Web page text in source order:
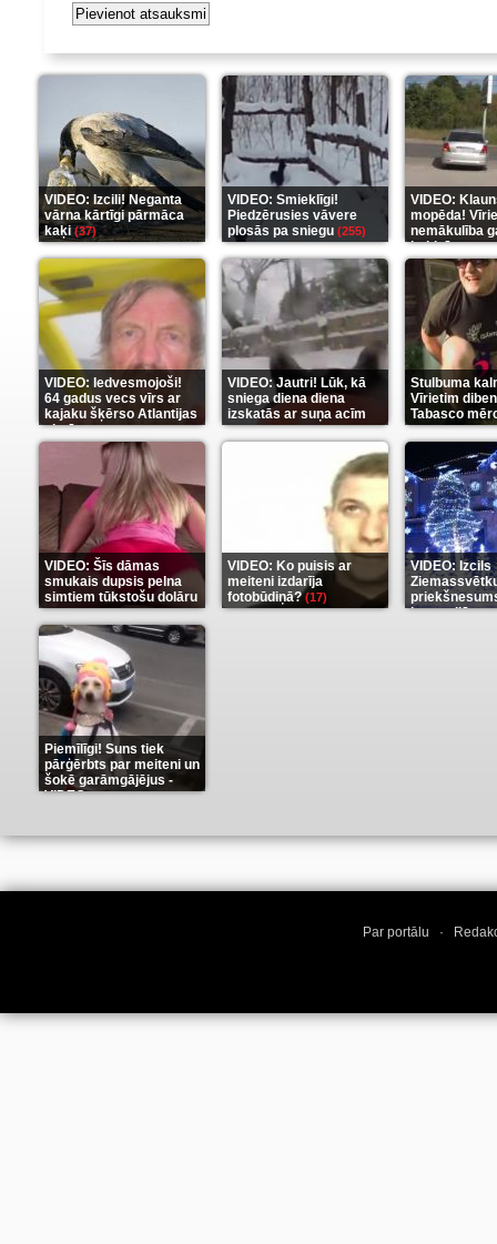
VIDEO: Izcili! Neganta
vārna kārtīgi pārmāca
kaķi(37)
VIDEO: Smieklīgi!
Piedzērusies vāvere
plosās pa sniegu (255)
VIDEO:
mopēda!
nemākulība
beidzās ar
(289)
VIDEO: Iedvesmojoši!
64 gadus vecs vīrs ar
kajaku šķērso Atlantijas
okeānu(5)
VIDEO: Jautri! Lūk, kā
sniega diena diena
izskatās ar suņa acīm
(6)
Stulbuma
Vīrietim
Tabasco
(7)
VIDEO: Šīs dāmas
smukais dupsis pelna
simtiem tūkstošu dolāru
(9)
VIDEO: Ko puisis ar
meiteni izdarīja
fotobūdiņā?(17)
VIDEO: Izcils
karu stilā(7)
Piemīlīgi! Suns tiek
pārģērbts par meiteni un
šokē garāmgājējus -
VIDEO(8)
Par portālu ·